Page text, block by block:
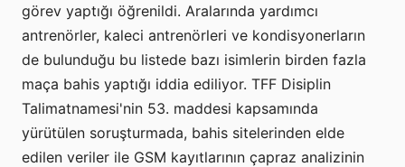
görev yaptığı öğrenildi. Aralarında yardımcı
antrenörler, kaleci antrenörleri ve kondisyonerların
de bulunduğu bu listede bazı isimlerin birden fazla
maça bahis yaptığı iddia ediliyor. TFF Disiplin
Talimatnamesi'nin 53. maddesi kapsamında
yürütülen soruşturmada, bahis sitelerinden elde
edilen veriler ile GSM kayıtlarının çapraz analizinin